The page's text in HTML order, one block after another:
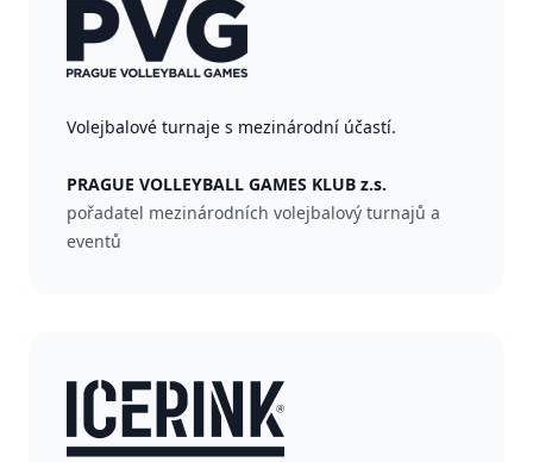
Volejbalové turnaje s mezinárodní účastí.
PRAGUE VOLLEYBALL GAMES KLUB z.s.
pořadatel mezinárodních volejbalový turnajů a
eventů